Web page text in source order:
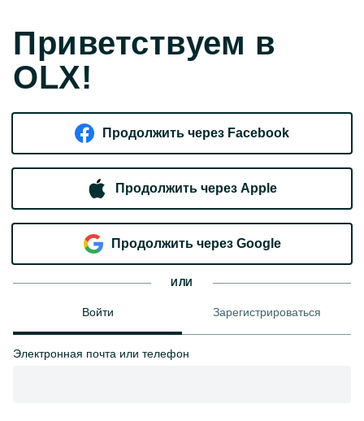
Приветствуем в
OLX!
Продолжить через Facebook
Продолжить через Apple
Продолжить через Google
ИЛИ
Войти Зарегистрироваться
Электронная почта или телефон